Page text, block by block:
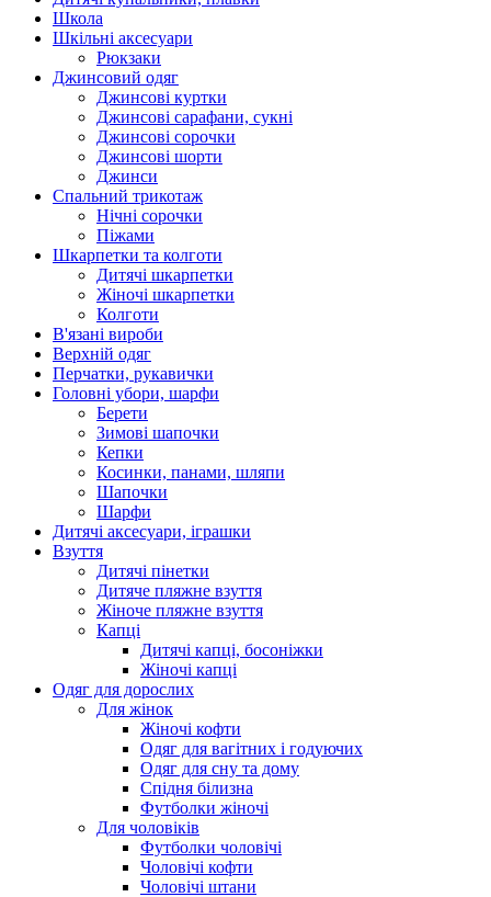
Школа
Шкільні аксесуари
Рюкзаки
Джинсовий одяг
Джинсові куртки
Джинсові сарафани, сукні
Джинсові сорочки
Джинсові шорти
Джинси
Спальний трикотаж
Нічні сорочки
Піжами
Шкарпетки та колготи
Дитячі шкарпетки
Жіночі шкарпетки
Колготи
В'язані вироби
Верхній одяг
Перчатки, рукавички
Головні убори, шарфи
Берети
Зимові шапочки
Кепки
Косинки, панами, шляпи
Шапочки
Шарфи
Дитячі аксесуари, іграшки
Взуття
Дитячі пінетки
Дитяче пляжне взуття
Жіноче пляжне взуття
Капці
Дитячі капці, босоніжки
Жіночі капці
Одяг для дорослих
Для жінок
Жіночі кофти
Одяг для вагітних і годуючих
Одяг для сну та дому
Спідня білизна
Футболки жіночі
Для чоловіків
Футболки чоловічі
Чоловічі кофти
Чоловічі штани